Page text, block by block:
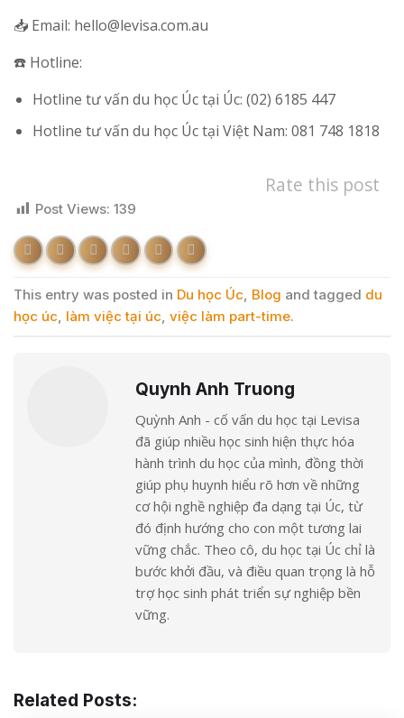
📥 Email: hello@levisa.com.au
☎️ Hotline:
Hotline tư vấn du học Úc tại Úc: (02) 6185 447
Hotline tư vấn du học Úc tại Việt Nam: 081 748 1818
Rate this post
Post Views: 139
This entry was posted in Du học Úc, Blog and tagged du
học úc, làm việc tại úc, việc làm part-time.
Quynh Anh Truong
Quỳnh Anh - cố vấn du học tại Levisa
đã giúp nhiều học sinh hiện thực hóa
hành trình du học của mình, đồng thời
giúp phụ huynh hiểu rõ hơn về những
cơ hội nghề nghiệp đa dạng tại Úc, từ
đó định hướng cho con một tương lai
vững chắc. Theo cô, du học tại Úc chỉ là
bước khởi đầu, và điều quan trọng là hỗ
trợ học sinh phát triển sự nghiệp bền
vững.
Related Posts: